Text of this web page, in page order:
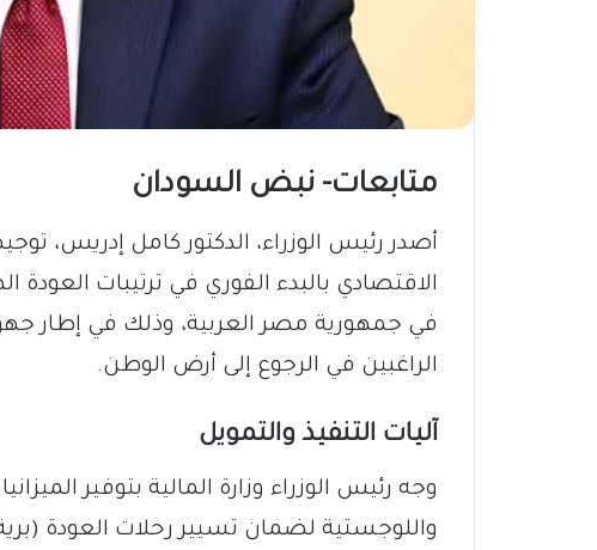
متابعات- نبض السودان
أصدر رئيس الوزراء، الدكتور كامل إدريس،
الاقتصادي بالبدء الفوري في ترتيبات العودة
في جمهورية مصر العربية، وذلك في إطار
الراغبين في الرجوع إلى أرض الوطن.
آليات التنفيذ والتمويل
وجه رئيس الوزراء وزارة المالية بتوفير
واللوجستية لضمان تسيير رحلات العودة